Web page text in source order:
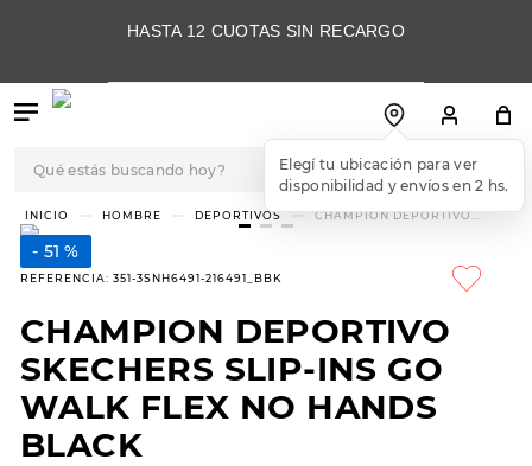
HASTA 12 CUOTAS SIN RECARGO
Elegí tu ubicación para ver
disponibilidad y envíos en 2 hs.
HOMBRE DEPORTIVOS
CHAMPION DEPORTIVO
51 %
REFERENCIA: 351-3SNH6491-216491_BBK
CHAMPION DEPORTIVO
SKECHERS SLIP-INS GO
WALK FLEX NO HANDS
BLACK
TÉRMINOS MÁS
BUSCADOS
1
3.
skechers slip-ins
4.
championes